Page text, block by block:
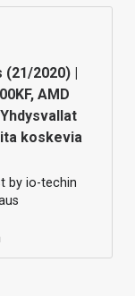
2020) |
AMD
koskevia
by io-techin